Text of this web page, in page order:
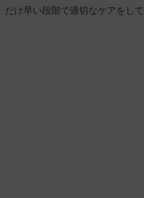
だけ早い段階で適切なケアをして